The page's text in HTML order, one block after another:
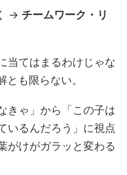
→ チームワーク・リ
当てはまるわけじゃな
も限らない。
きゃ」から「この子は
いるんだろう」に視点
がけがガラッと変わる